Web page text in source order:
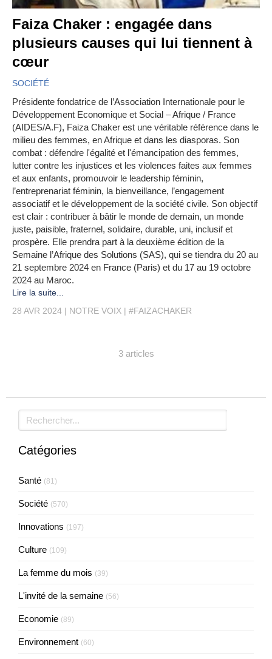
Faiza Chaker : engagée dans
plusieurs causes qui lui tiennent à
cœur
SOCIÉTÉ
Présidente fondatrice de l’Association Internationale pour le
Développement Economique et Social – Afrique / France
(AIDES/A.F), Faiza Chaker est une véritable référence dans le
milieu des femmes, en Afrique et dans les diasporas. Son
combat : défendre l'égalité et l'émancipation des femmes,
lutter contre les injustices et les violences faites aux femmes
et aux enfants, promouvoir le leadership féminin,
l’entreprenariat féminin, la bienveillance, l’engagement
associatif et le développement de la société civile. Son objectif
est clair : contribuer à bâtir le monde de demain, un monde
juste, paisible, fraternel, solidaire, durable, uni, inclusif et
prospère. Elle prendra part à la deuxième édition de la
Semaine l’Afrique des Solutions (SAS), qui se tiendra du 20 au
21 septembre 2024 en France (Paris) et du 17 au 19 octobre
2024 au Maroc.
Lire la suite...
28 AVR 2024
NOTRE VOIX #FAIZACHAKER
3 articles
Rechercher
Catégories
Santé (81)
Société (570)
Innovations (197)
Culture (109)
La femme du mois (39)
L'invité de la semaine (56)
Economie (89)
Environnement (60)